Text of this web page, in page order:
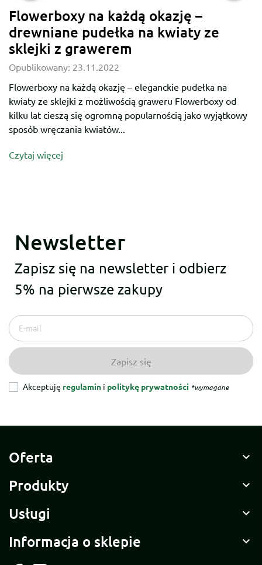
Flowerboxy na każdą okazję –
drewniane pudełka na kwiaty ze
sklejki z grawerem
Opublikowany: 23.11.2022
Flowerboxy na każdą okazję – eleganckie pudełka na
kwiaty ze sklejki z możliwością graweru Flowerboxy od
kilku lat cieszą się ogromną popularnością jako wyjątkowy
sposób wręczania kwiatów...
Czytaj więcej
Newsletter
Zapisz się na newsletter i odbierz
5% na pierwsze zakupy
Akceptuję regulamin i politykę prywatności *wymagane
Oferta 
Produkty 
Usługi 
Informacja o sklepie 